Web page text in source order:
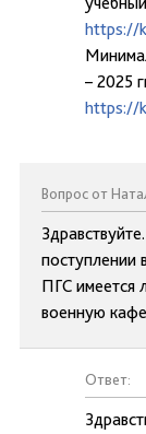
https://
– 2025
https://
Вопрос от
поступлении
ПГС имеется
военную
Ответ: